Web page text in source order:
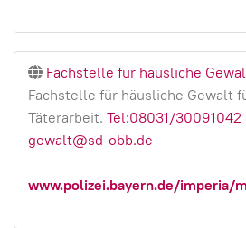
Fachstelle für häusliche
Fachstelle für häusliche Gewalt
Täterarbeit. Tel:08031/30091042
gewalt@sd-obb.de
www.polizei.bayern.de/